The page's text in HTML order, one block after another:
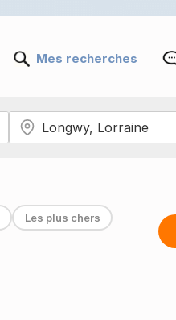
Mes recherches
Les plus chers